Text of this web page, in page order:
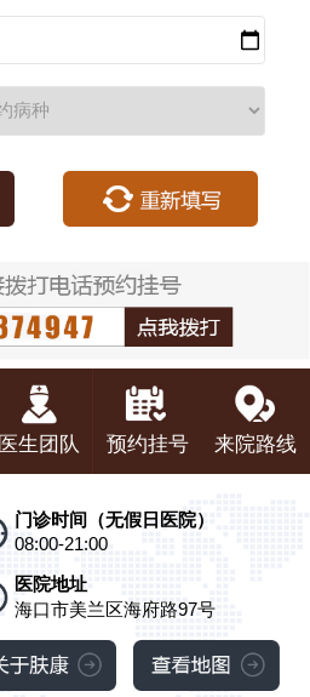
医生团队 预约挂号 来院路线
门诊时间（无假日医院）
08:00-21:00
医院地址
海口市美兰区海府路97号